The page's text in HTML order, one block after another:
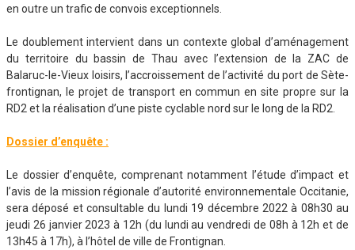
en outre un trafic de convois exceptionnels.
Le doublement intervient dans un contexte global d’aménagement
du territoire du bassin de Thau avec l’extension de la ZAC de
Balaruc-le-Vieux loisirs, l’accroissement de l’activité du port de Sète-
frontignan, le projet de transport en commun en site propre sur la
RD2 et la réalisation d’une piste cyclable nord sur le long de la RD2.
Dossier d’enquête :
Le dossier d’enquête, comprenant notamment l’étude d’impact et
l’avis de la mission régionale d’autorité environnementale Occitanie,
sera déposé et consultable du lundi 19 décembre 2022 à 08h30 au
jeudi 26 janvier 2023 à 12h (du lundi au vendredi de 08h à 12h et de
13h45 à 17h), à l’hôtel de ville de Frontignan.